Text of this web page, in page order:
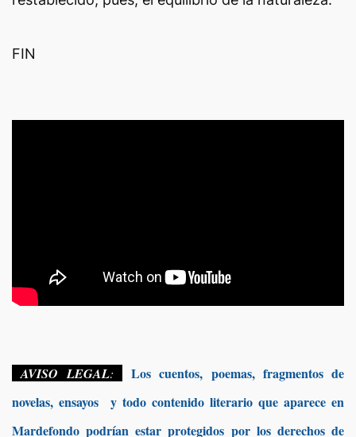
FIN
AVISO LEGAL:
Los cuentos, poemas, fragmentos de
novelas, ensayos y todo contenido literario que aparece en
Mardefondo podrían estar protegidos por los derechos de